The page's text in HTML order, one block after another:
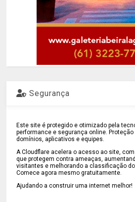
Segurança
Este site é protegido e otimizado pela
performance e segurança online. Proteção
domínios, aplicativos e equipes.
A Cloudflare acelera o acesso ao site,
que protegem contra ameaças,
visitantes e melhorando a classificação
Comece agora mesmo gratuitamente.
Ajudando a construir uma internet melhor!